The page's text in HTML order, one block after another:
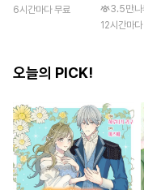
6시간마다 무료
3.5만나
12시간마
오늘의 PICK!